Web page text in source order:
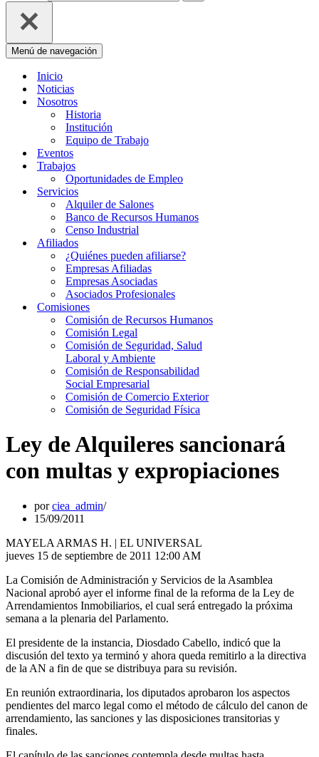
Menú de navegación
Inicio
Noticias
Nosotros
Historia
Institución
Equipo de Trabajo
Eventos
Trabajos
Oportunidades de Empleo
Servicios
Alquiler de Salones
Banco de Recursos Humanos
Censo Industrial
Afiliados
¿Quiénes pueden afiliarse?
Empresas Afiliadas
Empresas Asociadas
Asociados Profesionales
Comisiones
Comisión de Recursos Humanos
Comisión Legal
Comisión de Seguridad, Salud
Laboral y Ambiente
Comisión de Responsabilidad
Social Empresarial
Comisión de Comercio Exterior
Comisión de Seguridad Física
Ley de Alquileres sancionará
con multas y expropiaciones
porciea_admin
15/09/2011
MAYELA ARMAS H. | EL UNIVERSAL
jueves 15 de septiembre de 2011 12:00 AM
La Comisión de Administración y Servicios de la Asamblea
Nacional aprobó ayer el informe final de la reforma de la Ley de
Arrendamientos Inmobiliarios, el cual será entregado la próxima
semana a la plenaria del Parlamento.
El presidente de la instancia, Diosdado Cabello, indicó que la
discusión del texto ya terminó y ahora queda remitirlo a la directiva
de la AN a fin de que se distribuya para su revisión.
En reunión extraordinaria, los diputados aprobaron los aspectos
pendientes del marco legal como el método de cálculo del canon de
arrendamiento, las sanciones y las disposiciones transitorias y
finales.